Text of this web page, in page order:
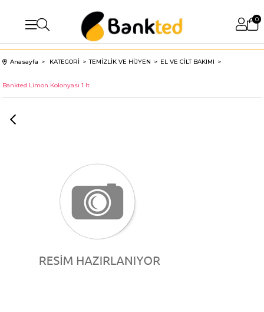
0
Anasayfa KATEGORİ TEMİZLİK VE HİJYEN EL VE CİLT BAKIMI
Bankted Limon Kolonyası 1 lt